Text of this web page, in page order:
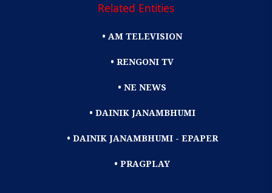
Related Entities
• AM TELEVISION
• RENGONI TV
• NE NEWS
• DAINIK JANAMBHUMI
• DAINIK JANAMBHUMI - EPAPER
• PRAGPLAY